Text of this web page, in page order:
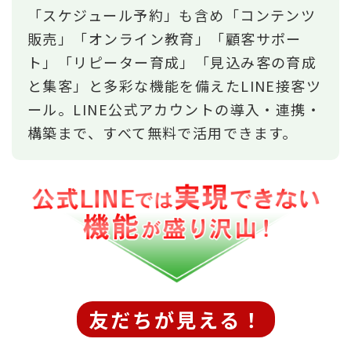
「スケジュール予約」も含め「コンテンツ
販売」「オンライン教育」「顧客サポー
ト」「リピーター育成」「見込み客の育成
と集客」と多彩な機能を備えたLINE接客ツ
ール。LINE公式アカウントの導入・連携・
構築まで、すべて無料で活用できます。
友だちが見える！